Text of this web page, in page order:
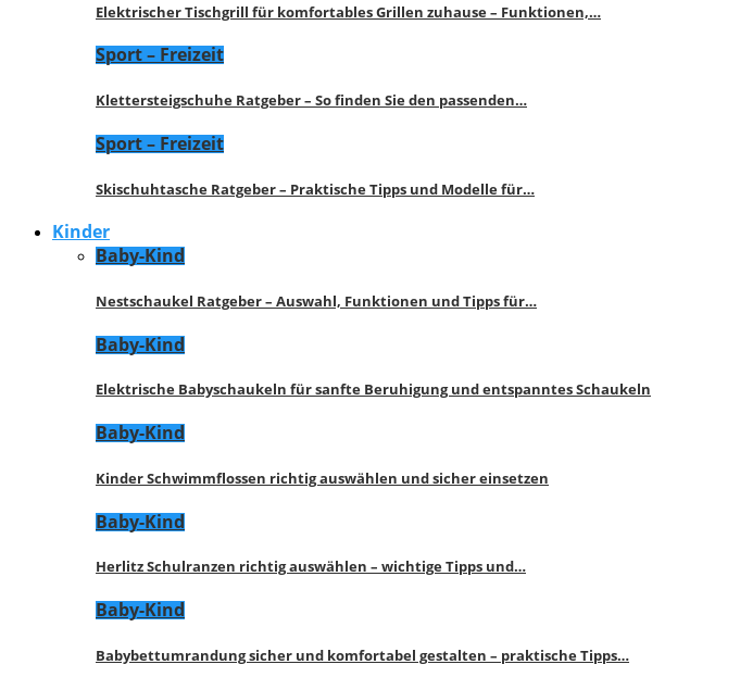
Elektrischer Tischgrill für komfortables Grillen zuhause – Funktionen,…
Sport – Freizeit
Klettersteigschuhe Ratgeber – So finden Sie den passenden…
Sport – Freizeit
Skischuhtasche Ratgeber – Praktische Tipps und Modelle für…
Kinder
Baby-Kind
Nestschaukel Ratgeber – Auswahl, Funktionen und Tipps für…
Baby-Kind
Elektrische Babyschaukeln für sanfte Beruhigung und entspanntes Schaukeln
Baby-Kind
Kinder Schwimmflossen richtig auswählen und sicher einsetzen
Baby-Kind
Herlitz Schulranzen richtig auswählen – wichtige Tipps und…
Baby-Kind
Babybettumrandung sicher und komfortabel gestalten – praktische Tipps…